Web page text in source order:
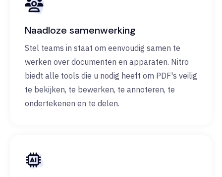
Naadloze samenwerking
Stel teams in staat om eenvoudig samen te
werken over documenten en apparaten. Nitro
biedt alle tools die u nodig heeft om PDF's veilig
te bekijken, te bewerken, te annoteren, te
ondertekenen en te delen.